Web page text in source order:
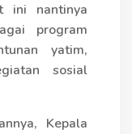
ini nantinya
program
yatim,
sosial
Kepala